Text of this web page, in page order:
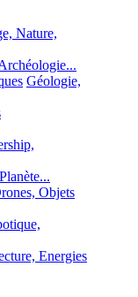
Nature,
Géologie,
Objets
Energies